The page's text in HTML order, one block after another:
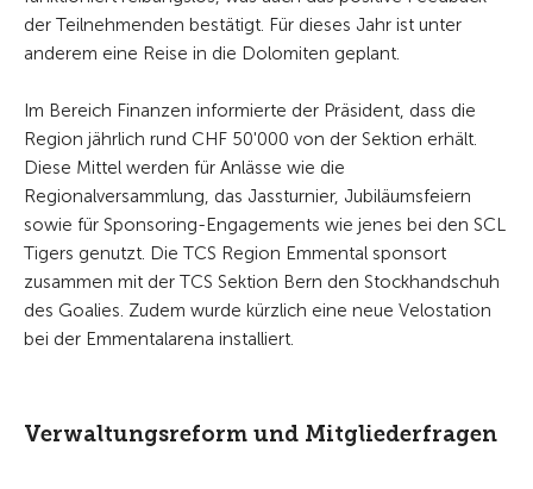
der Teilnehmenden bestätigt. Für dieses Jahr ist unter
anderem eine Reise in die Dolomiten geplant.
Im Bereich Finanzen informierte der Präsident, dass die
Region jährlich rund CHF 50'000 von der Sektion erhält.
Diese Mittel werden für Anlässe wie die
Regionalversammlung, das Jassturnier, Jubiläumsfeiern
sowie für Sponsoring-Engagements wie jenes bei den SCL
Tigers genutzt. Die TCS Region Emmental sponsort
zusammen mit der TCS Sektion Bern den Stockhandschuh
des Goalies. Zudem wurde kürzlich eine neue Velostation
bei der Emmentalarena installiert.
Verwaltungsreform und Mitgliederfragen